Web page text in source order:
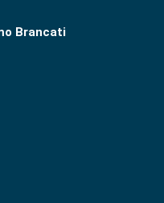
Brancati